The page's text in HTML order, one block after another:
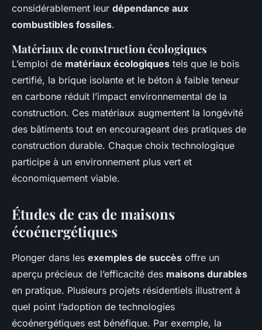
considérablement leur dépendance aux
combustibles fossiles.
Matériaux de construction écologiques
L’emploi de matériaux écologiques tels que le bois
certifié, la brique isolante et le béton à faible teneur
en carbone réduit l’impact environnemental de la
construction. Ces matériaux augmentent la longévité
des bâtiments tout en encourageant des pratiques de
construction durable. Chaque choix technologique
participe à un environnement plus vert et
économiquement viable.
Études de cas de maisons
écoénergétiques
Plonger dans les exemples de succès offre un
aperçu précieux de l’efficacité des maisons durables
en pratique. Plusieurs projets résidentiels illustrent à
quel point l’adoption de technologies
écoénergétiques est bénéfique. Par exemple, la